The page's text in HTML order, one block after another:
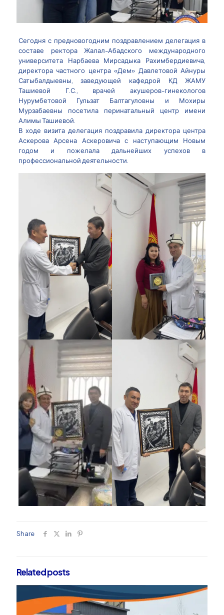
Сегодня с предновогодним поздравлением делегация в
составе ректора Жалал-Абадского международного
университета Нарбаева Мирсадыка Рахимбердиевича,
директора частного центра «Дем» Давлетовой Айнуры
Сатыбалдыевны, заведующей кафедрой КД ЖАМУ
Ташиевой Г.С., врачей акушеров-гинекологов
Нурумбетовой Гульзат Балтагуловны и Мохиры
Мурзабаевны посетила перинатальный центр имени
Алимы Ташиевой.
В ходе визита делегация поздравила директора центра
Аскерова Арсена Аскеровича с наступающим Новым
годом и пожелала дальнейших успехов в
профессиональной деятельности.
Share
Related posts